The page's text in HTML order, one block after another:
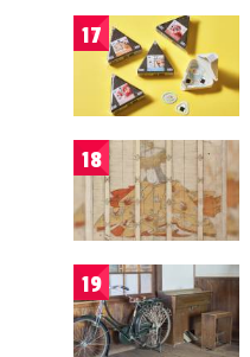
17
18
19